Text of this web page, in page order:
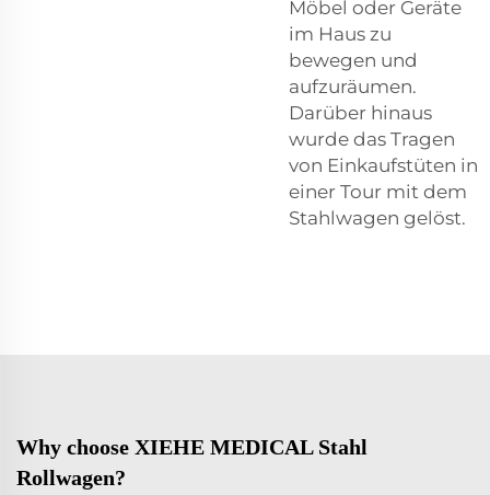
Möbel oder Geräte
im Haus zu
bewegen und
aufzuräumen.
Darüber hinaus
wurde das Tragen
von Einkaufstüten in
einer Tour mit dem
Stahlwagen gelöst.
Why choose XIEHE MEDICAL Stahl
Rollwagen?